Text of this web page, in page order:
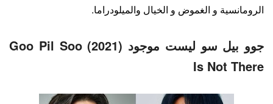
الرومانسية و الغموض و الخيال والميلودراما.
جوو بيل سو ليست موجود (2021) Goo Pil Soo
Is Not There